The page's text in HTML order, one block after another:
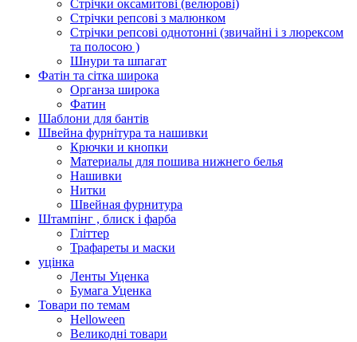
Стрічки оксамитові (велюрові)
Стрічки репсові з малюнком
Стрічки репсові однотонні (звичайні і з люрексом
та полосою )
Шнури та шпагат
Фатін та сітка широка
Органза широка
Фатин
Шаблони для бантів
Швейна фурнітура та нашивки
Крючки и кнопки
Материалы для пошива нижнего белья
Нашивки
Нитки
Швейная фурнитура
Штампінг , блиск і фарба
Гліттер
Трафареты и маски
уцінка
Ленты Уценка
Бумага Уценка
Товари по темам
Helloween
Великодні товари